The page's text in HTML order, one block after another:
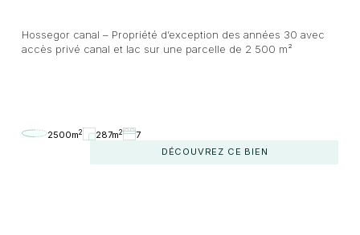
Hossegor canal – Propriété d’exception des années 30 avec
accès privé canal et lac sur une parcelle de 2 500 m²
2500m2 287m2
7
DÉCOUVREZ CE BIEN